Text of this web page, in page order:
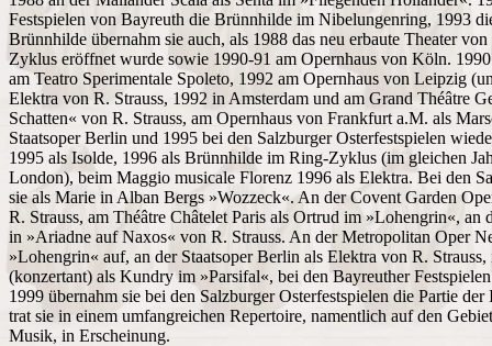
Festspielen von Bayreuth die Brünnhilde im Nibelungenring, 1993
Brünnhilde übernahm sie auch, als 1988 das neu erbaute Theater
Zyklus eröffnet wurde sowie 1990-91 am Opernhaus von Köln.
am Teatro Sperimentale Spoleto, 1992 am Opernhaus von Leipzig
Elektra von R. Strauss, 1992 in Amsterdam und am Grand Théâtre
Schatten« von R. Strauss, am Opernhaus von Frankfurt a.M. als
Staatsoper Berlin und 1995 bei den Salzburger Osterfestspielen
1995 als Isolde, 1996 als Brünnhilde im Ring-Zyklus (im gleichen
London), beim Maggio musicale Florenz 1996 als Elektra. Bei den
sie als Marie in Alban Bergs »Wozzeck«. An der Covent Garden
R. Strauss, am Théâtre Châtelet Paris als Ortrud im »Lohengrin«, an
in »Ariadne auf Naxos« von R. Strauss. An der Metropolitan Oper
»Lohengrin« auf, an der Staatsoper Berlin als Elektra von R.
(konzertant) als Kundry im »Parsifal«, bei den Bayreuther
1999 übernahm sie bei den Salzburger Osterfestspielen die Partie
trat sie in einem umfangreichen Repertoire, namentlich auf den
Musik, in Erscheinung.